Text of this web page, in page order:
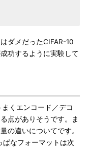
ダメだったCIFAR-10
功するように実験して
くエンコード／デコ
点がありそうです。ま
の違いについてです。
ぱなフォーマットは次